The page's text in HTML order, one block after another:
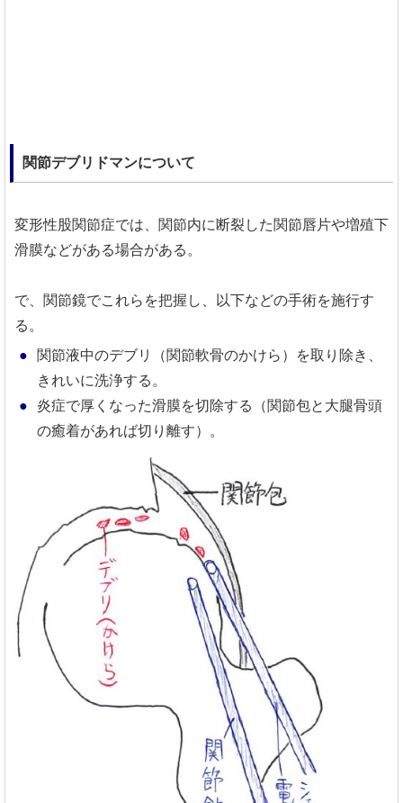
関節デブリドマンについて
変形性股関節症では、関節内に断裂した関節唇片や増殖下
滑膜などがある場合がある。
で、関節鏡でこれらを把握し、以下などの手術を施行す
る。
関節液中のデブリ（関節軟骨のかけら）を取り除き、
きれいに洗浄する。
炎症で厚くなった滑膜を切除する（関節包と大腿骨頭
の癒着があれば切り離す）。